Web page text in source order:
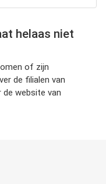
helaas niet
of zijn
de filialen van
de website van